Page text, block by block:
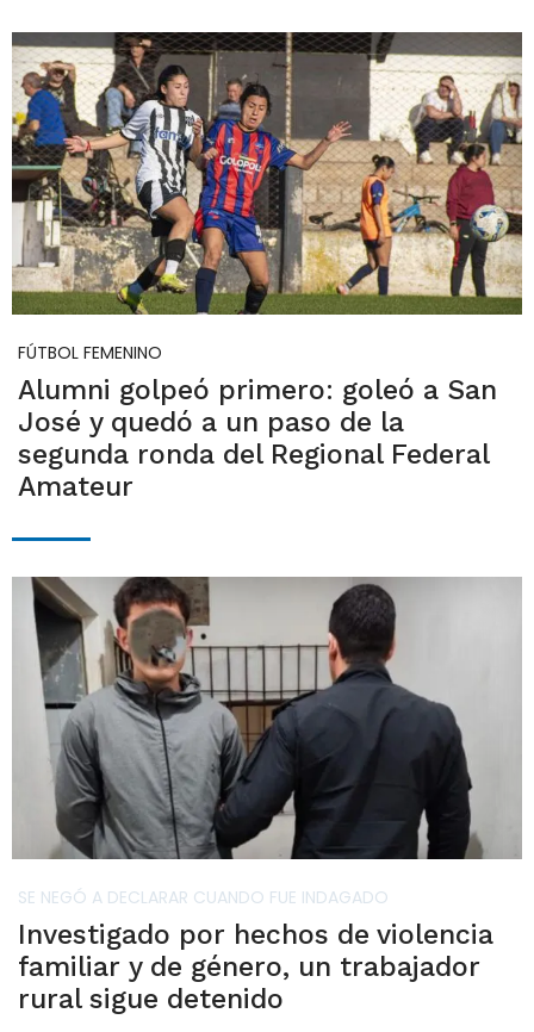
FÚTBOL FEMENINO
Alumni golpeó primero: goleó a San
José y quedó a un paso de la
segunda ronda del Regional Federal
Amateur
SE NEGÓ A DECLARAR CUANDO FUE INDAGADO
Investigado por hechos de violencia
familiar y de género, un trabajador
rural sigue detenido